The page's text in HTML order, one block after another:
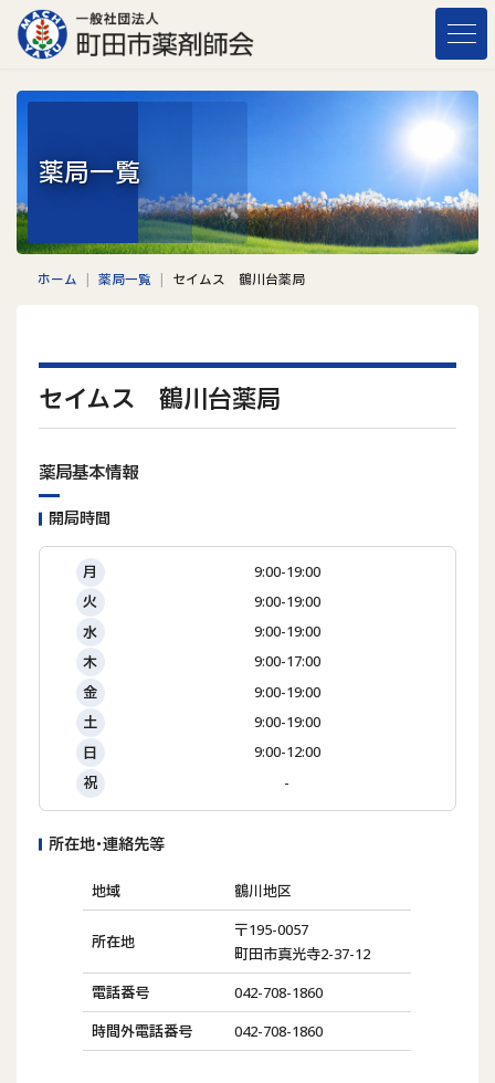
薬局一覧
ホーム 薬局一覧 セイムス 鶴川台薬局
セイムス 鶴川台薬局
薬局基本情報
開局時間
月
9:00-19:00
火
9:00-19:00
水
9:00-19:00
木
9:00-17:00
金
9:00-19:00
土
9:00-19:00
日
9:00-12:00
祝
-
所在地･連絡先等
地域 鶴川地区
所在地
〒195-0057
町田市真光寺2-37-12
電話番号
042-708-1860
時間外電話番号
042-708-1860